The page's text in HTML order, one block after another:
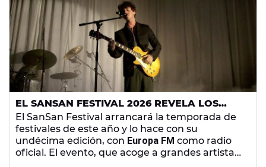
como radio oficial.
EL SANSAN FESTIVAL 2026 REVELA LOS
HORARIOS OFICIALES A MENOS DE UN MES
DE SU INICIO
El SanSan Festival arrancará la temporada de
festivales de este año y lo hace con su
undécima edición, con Europa FM como radio
oficial. El evento, que acoge a grandes artistas